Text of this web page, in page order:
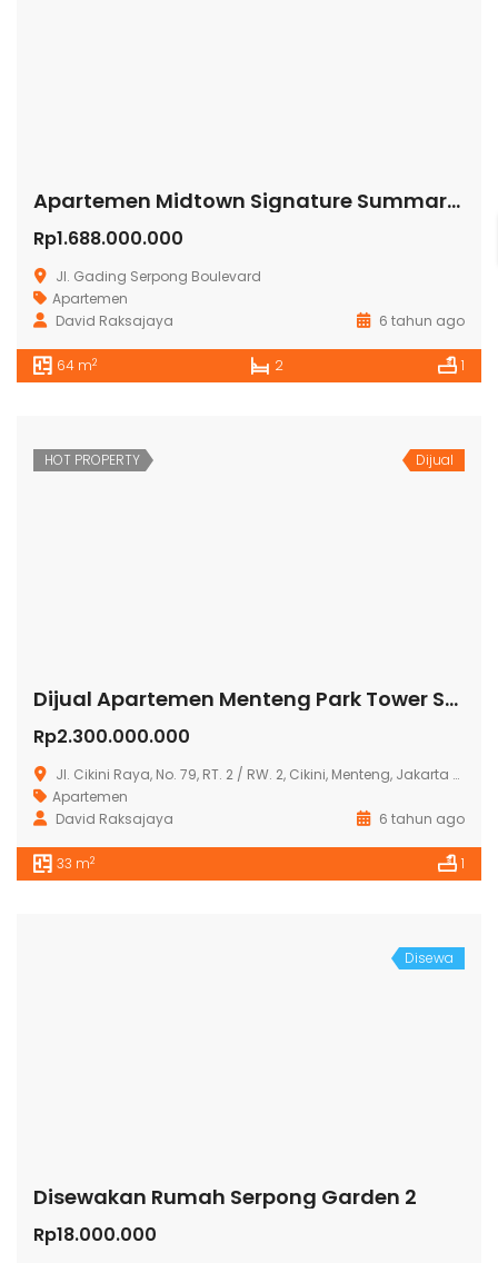
Apartemen Midtown Signature Summarecon Serpong
Rp1.688.000.000
Jl. Gading Serpong Boulevard
Apartemen
David Raksajaya
6 tahun ago
64 m2 2 1
HOT PROPERTY Dijual
Dijual Apartemen Menteng Park Tower Sapphire
Rp2.300.000.000
Jl. Cikini Raya, No. 79, RT. 2 / RW. 2, Cikini, Menteng, Jakarta Pusat 10330
Apartemen
David Raksajaya
6 tahun ago
33 m2 1
Disewa
Disewakan Rumah Serpong Garden 2
Rp18.000.000